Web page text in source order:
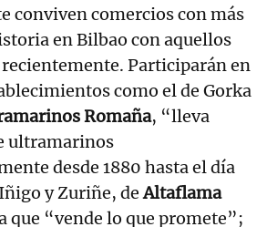
conviven comercios con más
en Bilbao con aquellos
Participarán en
como el de Gorka
Romaña, “lleva
ultramarinos
desde 1880 hasta el día
y Zuriñe, deAltaflama
que “vende lo que promete”;